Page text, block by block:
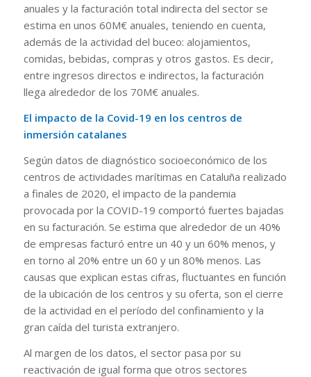
anuales y la facturación total indirecta del sector se
estima en unos 60M€ anuales, teniendo en cuenta,
además de la actividad del buceo: alojamientos,
comidas, bebidas, compras y otros gastos. Es decir,
entre ingresos directos e indirectos, la facturación
llega alrededor de los 70M€ anuales.
El impacto de la Covid-19 en los centros de
inmersión catalanes
Según datos de diagnóstico socioeconómico de los
centros de actividades marítimas en Cataluña realizado
a finales de 2020, el impacto de la pandemia
provocada por la COVID-19 comportó fuertes bajadas
en su facturación. Se estima que alrededor de un 40%
de empresas facturó entre un 40 y un 60% menos, y
en torno al 20% entre un 60 y un 80% menos. Las
causas que explican estas cifras, fluctuantes en función
de la ubicación de los centros y su oferta, son el cierre
de la actividad en el período del confinamiento y la
gran caída del turista extranjero.
Al margen de los datos, el sector pasa por su
reactivación de igual forma que otros sectores